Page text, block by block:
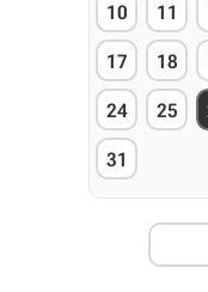
10 11
17 18
24 25
31